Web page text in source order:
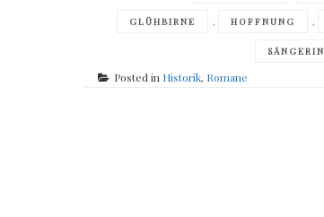
GLÜHBIRNE , HOFFNUNG ,
SÄNGERIN
Posted in Historik, Romane